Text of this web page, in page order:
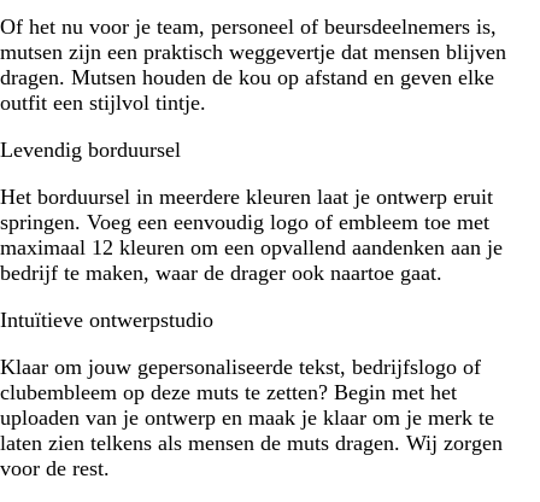
Of het nu voor je team, personeel of beursdeelnemers is,
mutsen zijn een praktisch weggevertje dat mensen blijven
dragen. Mutsen houden de kou op afstand en geven elke
outfit een stijlvol tintje.
Levendig borduursel
Het borduursel in meerdere kleuren laat je ontwerp eruit
springen. Voeg een eenvoudig logo of embleem toe met
maximaal 12 kleuren om een opvallend aandenken aan je
bedrijf te maken, waar de drager ook naartoe gaat.
Intuïtieve ontwerpstudio
Klaar om jouw gepersonaliseerde tekst, bedrijfslogo of
clubembleem op deze muts te zetten? Begin met het
uploaden van je ontwerp en maak je klaar om je merk te
laten zien telkens als mensen de muts dragen. Wij zorgen
voor de rest.